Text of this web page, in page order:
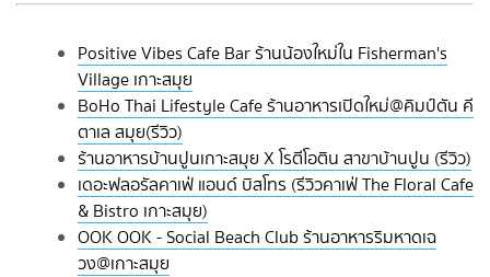
Positive Vibes Cafe Bar ร้านน้องใหม่ใน Fisherman's
Village เกาะสมุย
BoHo Thai Lifestyle Cafe ร้านอาหารเปิดใหม่@คิมป์ตัน คี
ตาเล สมุย(รีวิว)
ร้านอาหารบ้านปูนเกาะสมุย X โรตีโอติน สาขาบ้านปูน (รีวิว)
เดอะฟลอรัลคาเฟ่ แอนด์ บิสโทร (รีวิวคาเฟ่ The Floral Cafe
& Bistro เกาะสมุย)
OOK OOK - Social Beach Club ร้านอาหารริมหาดเฉ
วง@เกาะสมุย